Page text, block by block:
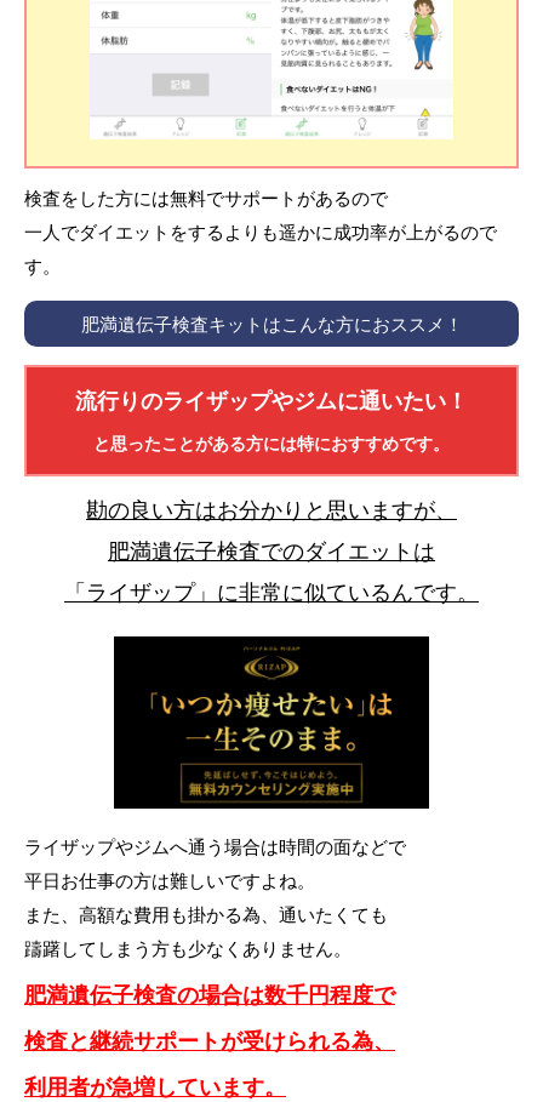
検査をした方には無料でサポートがあるので
一人でダイエットをするよりも遥かに成功率が上がるので
す。
肥満遺伝子検査キットはこんな方におススメ！
流行りのライザップやジムに通いたい！
と思ったことがある方には特におすすめです。
勘の良い方はお分かりと思いますが、
肥満遺伝子検査でのダイエットは
「ライザップ」に非常に似ているんです。
ライザップやジムへ通う場合は時間の面などで
平日お仕事の方は難しいですよね。
また、高額な費用も掛かる為、通いたくても
躊躇してしまう方も少なくありません。
肥満遺伝子検査の場合は数千円程度で
検査と継続サポートが受けられる為、
利用者が急増しています。